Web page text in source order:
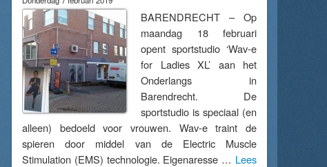
BARENDRECHT – Op
maandag 18 februari
opent sportstudio ‘Wav-e
for Ladies XL’ aan het
Onderlangs in
Barendrecht. De
sportstudio is speciaal (en
alleen) bedoeld voor vrouwen. Wav-e traint de
spieren door middel van de Electric Muscle
Stimulation (EMS) technologie. Eigenaresse … Lees